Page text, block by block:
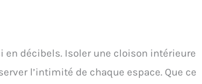
en décibels. Isoler une cloison intérieure
l’intimité de chaque espace. Que ce